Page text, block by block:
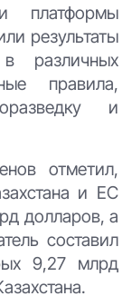
платформы
результаты
в различных
правила,
и
отметил,
и ЕС
долларов, а
составил
9,27 млрд